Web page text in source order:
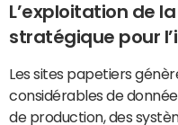
L’exploitation de
stratégique pour
Les sites papetiers
considérables de
de production, des